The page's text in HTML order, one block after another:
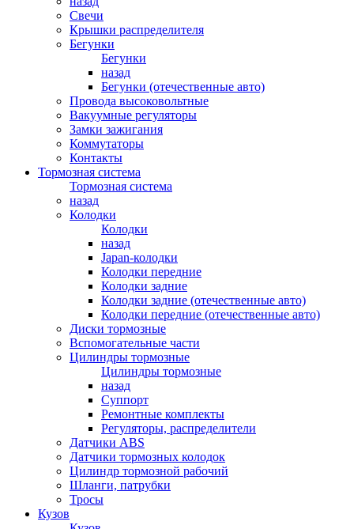
Свечи
Крышки распределителя
Бегунки
Бегунки
назад
Бегунки (отечественные авто)
Провода высоковольтные
Вакуумные регуляторы
Замки зажигания
Коммутаторы
Контакты
Тормозная система
Тормозная система
назад
Колодки
Колодки
назад
Japan-колодки
Колодки передние
Колодки задние
Колодки задние (отечественные авто)
Колодки передние (отечественные авто)
Диски тормозные
Вспомогательные части
Цилиндры тормозные
Цилиндры тормозные
назад
Суппорт
Ремонтные комплекты
Регуляторы, распределители
Датчики ABS
Датчики тормозных колодок
Цилиндр тормозной рабочий
Шланги, патрубки
Тросы
Кузов